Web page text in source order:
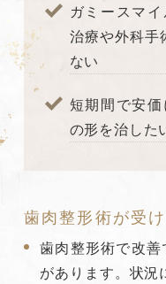
ガミースマ
治療や外科手
ない
短期間で安
の形を治した
歯肉整形術が受
歯肉整形術で改
があります。状況